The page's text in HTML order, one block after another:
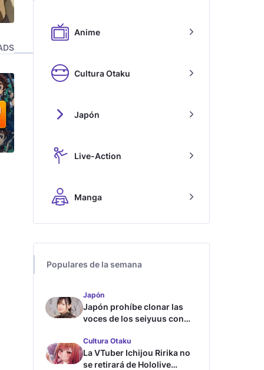
Anime
Cultura Otaku
Japón
Live-Action
Manga
Populares de la semana
Japón
Japón prohíbe clonar las
voces de los seiyuus con
Cultura Otaku
La VTuber Ichijou Ririka no
se retirará de Hololive